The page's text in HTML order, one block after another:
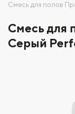
Смесь для полов
Смесь для
Серый